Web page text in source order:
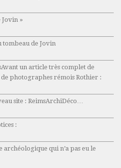
Jovin »
tombeau de Jovin
un article très complet de
photographes rémois Rothier :
site : ReimsArchiDéco…
:
archéologique qui n’a pas eu le